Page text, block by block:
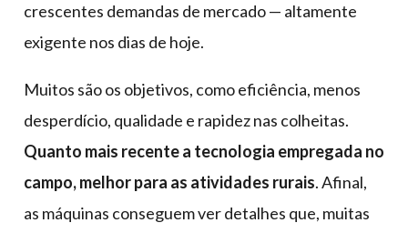
crescentes demandas de mercado — altamente
exigente nos dias de hoje.
Muitos são os objetivos, como eficiência, menos
desperdício, qualidade e rapidez nas colheitas.
Quanto mais recente a tecnologia empregada no
campo, melhor para as atividades rurais. Afinal,
as máquinas conseguem ver detalhes que, muitas